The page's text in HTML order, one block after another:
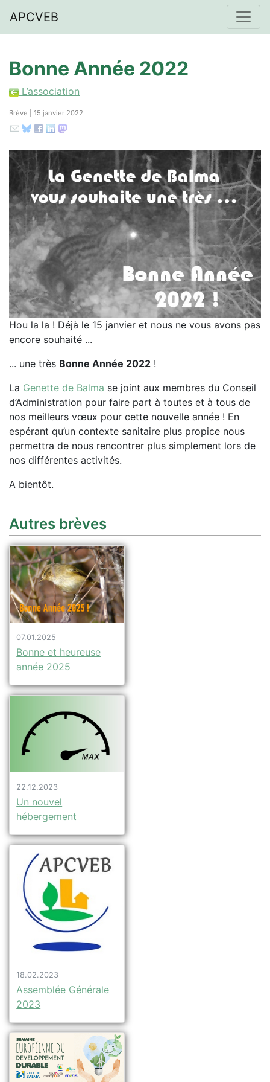
APCVEB
Bonne Année 2022
L’association
Brève | 15 janvier 2022
Hou la la ! Déjà le 15 janvier et nous ne vous avons pas
encore souhaité ...
... une très Bonne Année 2022 !
La Genette de Balma se joint aux membres du Conseil
d’Administration pour faire part à toutes et à tous de
nos meilleurs vœux pour cette nouvelle année ! En
espérant qu’un contexte sanitaire plus propice nous
permettra de nous rencontrer plus simplement lors de
nos différentes activités.
A bientôt.
Autres brèves
07.01.2025
Bonne et heureuse
année 2025
22.12.2023
Un nouvel
hébergement
18.02.2023
Assemblée Générale
2023